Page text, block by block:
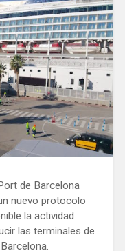
de Barcelona
nuevo protocolo
la actividad
las terminales de